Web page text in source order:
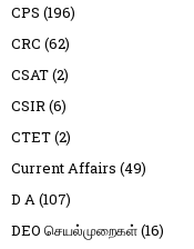
CPS (196)
CRC (62)
CSAT(2)
CSIR(6)
CTET(2)
Current Affairs (49)
D A(107)
DEO செயல்முறைகள்(16)